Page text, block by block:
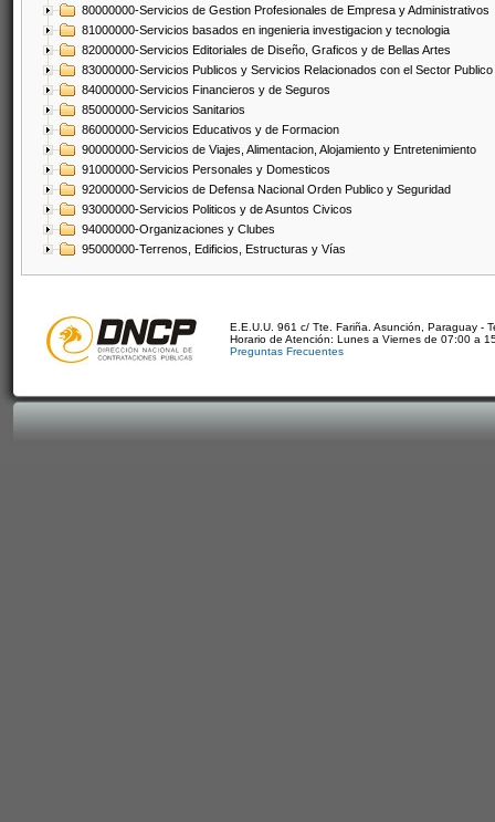
80000000-Servicios de Gestion Profesionales de Empresa y Administrativos
81000000-Servicios basados en ingenieria investigacion y tecnologia
82000000-Servicios Editoriales de Diseño, Graficos y de Bellas Artes
83000000-Servicios Publicos y Servicios Relacionados con el Sector Publico
84000000-Servicios Financieros y de Seguros
85000000-Servicios Sanitarios
86000000-Servicios Educativos y de Formacion
90000000-Servicios de Viajes, Alimentacion, Alojamiento y Entretenimiento
91000000-Servicios Personales y Domesticos
92000000-Servicios de Defensa Nacional Orden Publico y Seguridad
93000000-Servicios Politicos y de Asuntos Civicos
94000000-Organizaciones y Clubes
95000000-Terrenos, Edificios, Estructuras y Vías
E.E.U.U. 961 c/ Tte. Fariña. Asunción, Paraguay -
Horario de Atención: Lunes a Viernes de 07:00 a
Preguntas Frecuentes